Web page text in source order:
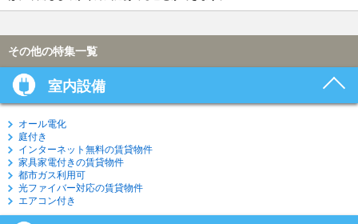
その他の特集一覧
室内設備
オール電化
庭付き
インターネット無料の賃貸物件
家具家電付きの賃貸物件
都市ガス利用可
光ファイバー対応の賃貸物件
エアコン付き